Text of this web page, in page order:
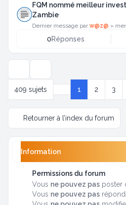
FQM nommé meilleur
Zambie
Dernier message parw@z@ »
0Réponses
409 sujets
Page 1sur 17
1 2 3
Retourner à l’index du forum
Information
Permissions du forum
Vous ne pouvez pas poster
Vous ne pouvez pas